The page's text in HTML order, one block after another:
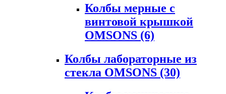
Колбы мерные с
винтовой крышкой
OMSONS (6)
Колбы лабораторные из
стекла OMSONS (30)